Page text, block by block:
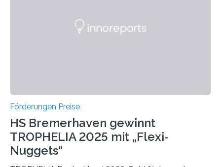
Foundation, des BIAL Award in Biomedicine ist in
Förderungen Preise
HS Bremerhaven gewinnt
TROPHELIA 2025 mit „Flexi-
Nuggets“